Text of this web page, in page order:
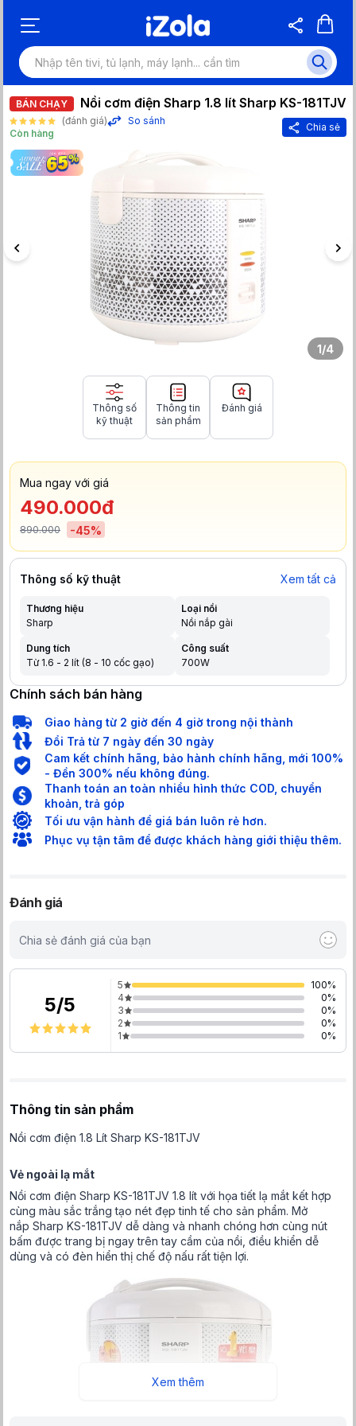
BÁN CHẠY Nồi cơm điện Sharp 1.8 lít Sharp KS-181TJV
(đánh giá)
So sánh
Còn hàng
Chia sẻ
1/4
Thông số
kỹ thuật
Thông tin
sản phẩm
Đánh giá
Mua ngay với giá
490.000đ
890.000 -45%
Thông số kỹ thuật Xem tất cả
Thương hiệu
Sharp
Loại nồi
Nồi nắp gài
Dung tích
Từ 1.6 - 2 lít (8 - 10 cốc gạo)
Công suất
700W
Chính sách bán hàng
Giao hàng từ 2 giờ đến 4 giờ trong nội thành
Đổi Trả từ 7 ngày đến 30 ngày
Cam kết chính hãng, bảo hành chính hãng, mới 100%
- Đền 300% nếu không đúng.
Thanh toán an toàn nhiều hình thức COD, chuyển
khoản, trả góp
Tối ưu vận hành để giá bán luôn rẻ hơn.
Phục vụ tận tâm để được khách hàng giới thiệu thêm.
Đánh giá
Chia sẻ đánh giá của bạn
5/5
5 100%
4
0%
3
0%
2
0%
1
0%
Thông tin sản phẩm
Nồi cơm điện 1.8 Lít Sharp KS-181TJV
Vẻ ngoài lạ mắt
Nồi cơm điện Sharp KS-181TJV 1.8 lít với họa tiết lạ mắt kết hợp
cùng màu sắc trắng tạo nét đẹp tinh tế cho sản phẩm. Mở
nắp Sharp KS-181TJV dễ dàng và nhanh chóng hơn cùng nút
bấm được trang bị ngay trên tay cầm của nồi, điều khiển dễ
dùng và có đèn hiển thị chế độ nấu rất tiện lợi.
Xem thêm